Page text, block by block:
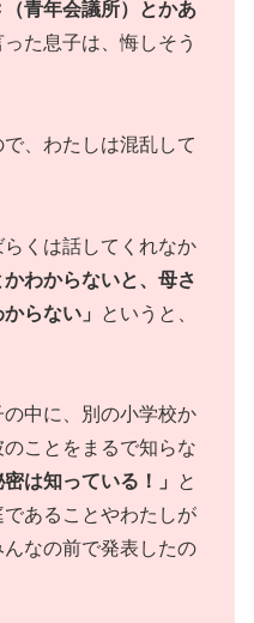
（青年会議所）とかあ
った息子は、悔しそう
、わたしは混乱して
くは話してくれなか
かわからないと、母さ
らない」
というと、
中に、別の小学校か
ことをまるで知らな
密は知っている！」
と
あることやわたしが
なの前で発表したの